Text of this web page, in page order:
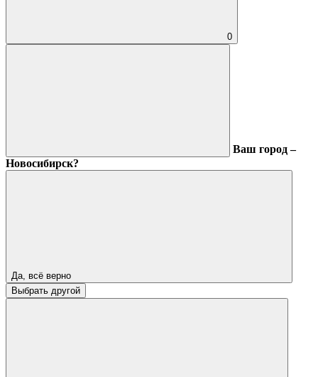
0
Ваш город –
Новосибирск?
Да, всё верно
Выбрать другой